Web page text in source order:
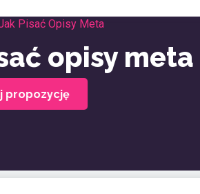
Pisać Opisy Meta
opisy meta
propozycję